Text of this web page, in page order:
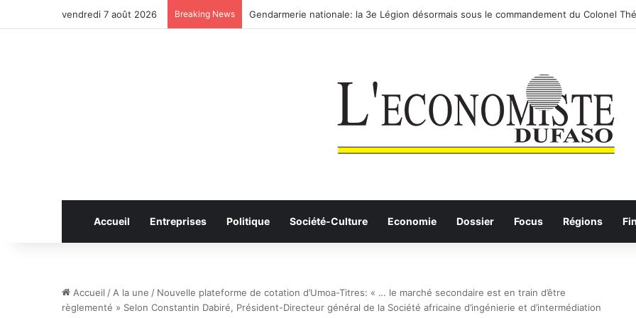
vendredi 7 août 2026 Breaking News Anhui: le pont routier-ferroviaire sur le Yangtsé de Ma’anshan entre dans la phase
Accueil Entreprises Politique Société-Culture Economie Dossier Focus Régions
Accueil / A la une / Nouvelle plateforme de cotation d’Umoa-Titres: « … le marché secondaire est en train d’être
règlementé » Selon Constantin Dabiré, Président-Directeur général de la Société africaine d’ingénierie et d’intermédiation